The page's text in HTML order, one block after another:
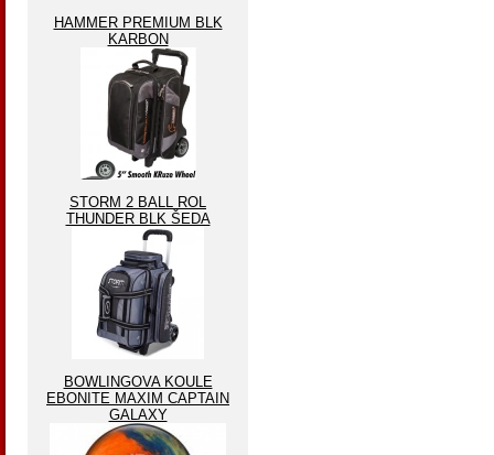
HAMMER PREMIUM BLK
KARBON
STORM 2 BALL ROL
THUNDER BLK ŠEDA
BOWLINGOVA KOULE
EBONITE MAXIM CAPTAIN
GALAXY